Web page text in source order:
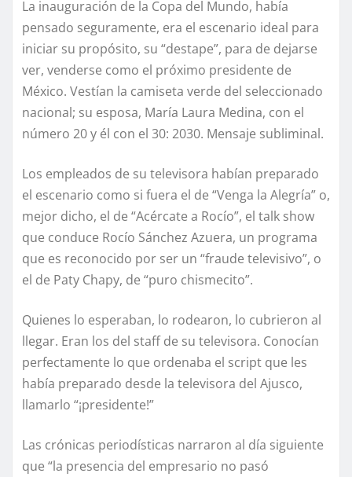
La inauguración de la Copa del Mundo, había
pensado seguramente, era el escenario ideal para
iniciar su propósito, su “destape”, para de dejarse
ver, venderse como el próximo presidente de
México. Vestían la camiseta verde del seleccionado
nacional; su esposa, María Laura Medina, con el
número 20 y él con el 30: 2030. Mensaje subliminal.
Los empleados de su televisora habían preparado
el escenario como si fuera el de “Venga la Alegría” o,
mejor dicho, el de “Acércate a Rocío”, el talk show
que conduce Rocío Sánchez Azuera, un programa
que es reconocido por ser un “fraude televisivo”, o
el de Paty Chapy, de “puro chismecito”.
Quienes lo esperaban, lo rodearon, lo cubrieron al
llegar. Eran los del staff de su televisora. Conocían
perfectamente lo que ordenaba el script que les
había preparado desde la televisora del Ajusco,
llamarlo “¡presidente!”
Las crónicas periodísticas narraron al día siguiente
que “la presencia del empresario no pasó